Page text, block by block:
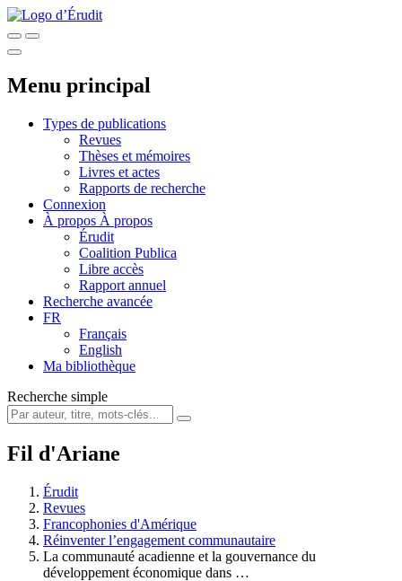
Menu principal
Types de publications
Revues
Thèses et mémoires
Livres et actes
Rapports de recherche
Connexion
À propos À propos
Érudit
Coalition Publica
Libre accès
Rapport annuel
Recherche avancée
FR
Français
English
Ma bibliothèque
Recherche simple
Fil d'Ariane
Érudit
Revues
Francophonies d'Amérique
Réinventer l’engagement communautaire
La communauté acadienne et la gouvernance du
développement économique dans …